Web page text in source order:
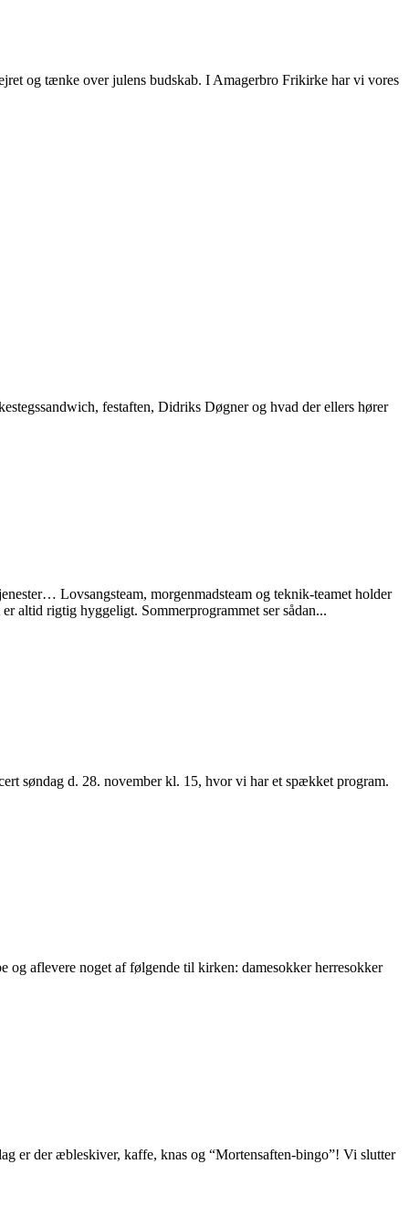
og tænke over julens budskab. I Amagerbro Frikirke har vi vores
festaften, Didriks Døgner og hvad der ellers hører
Lovsangsteam, morgenmadsteam og teknik-teamet holder
altid rigtig hyggeligt. Sommerprogrammet ser sådan...
søndag d. 28. november kl. 15, hvor vi har et spækket program.
aflevere noget af følgende til kirken: damesokker herresokker
er der æbleskiver, kaffe, knas og “Mortensaften-bingo”! Vi slutter